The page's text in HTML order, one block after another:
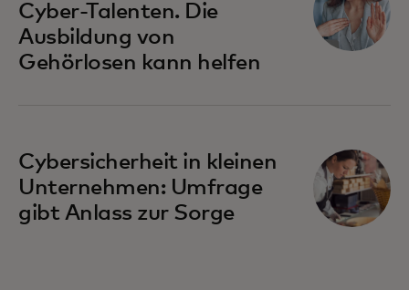
Cyber-Talenten. Die
Ausbildung von
Gehörlosen kann helfen
Cybersicherheit in kleinen
Unternehmen: Umfrage
gibt Anlass zur Sorge